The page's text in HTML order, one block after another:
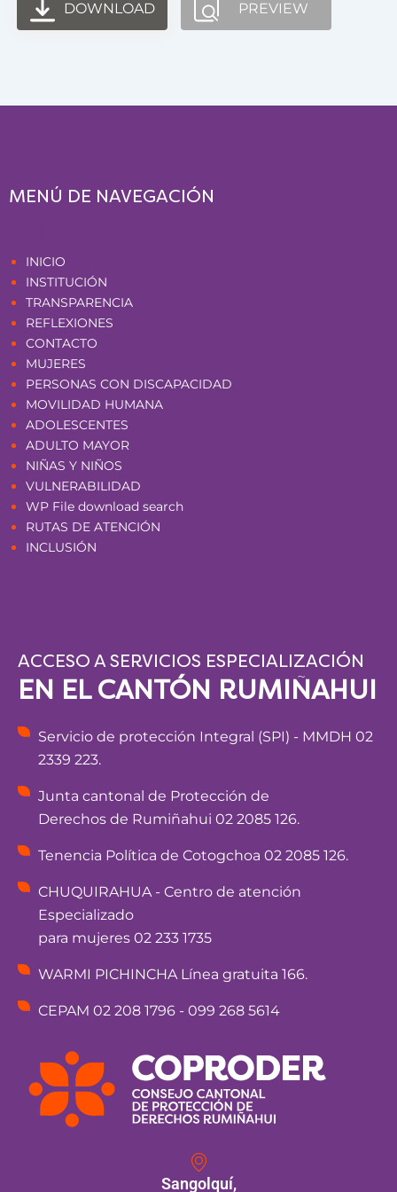
DOWNLOAD PREVIEW
MENÚ DE NAVEGACIÓN
INICIO
INSTITUCIÓN
TRANSPARENCIA
REFLEXIONES
CONTACTO
MUJERES
PERSONAS CON DISCAPACIDAD
MOVILIDAD HUMANA
ADOLESCENTES
ADULTO MAYOR
NIÑAS Y NIÑOS
VULNERABILIDAD
WP File download search
RUTAS DE ATENCIÓN
INCLUSIÓN
ACCESO A SERVICIOS ESPECIALIZACIÓN
EN EL CANTÓN RUMIÑAHUI
Servicio de protección Integral (SPI) - MMDH 02
2339 223.
Junta cantonal de Protección de
Derechos de Rumiñahui 02 2085 126.
Tenencia Política de Cotogchoa 02 2085 126.
CHUQUIRAHUA - Centro de atención
Especializado
para mujeres 02 233 1735
WARMI PICHINCHA Línea gratuita 166.
CEPAM 02 208 1796 - 099 268 5614
Sangolquí,